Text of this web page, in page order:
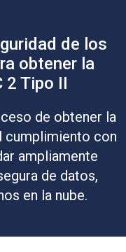
de los
obtener la
2 Tipo II
de obtener la
cumplimiento con
ampliamente
de datos,
en la nube.